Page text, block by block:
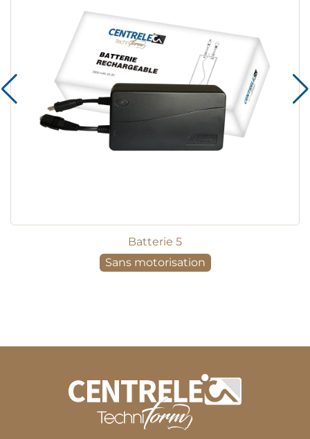
Batterie 5
Sans motorisation